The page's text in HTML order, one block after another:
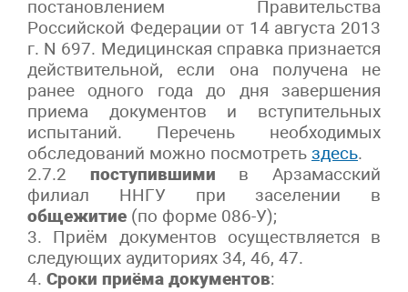
постановлением Правительства
Российской Федерации от 14 августа 2013
г. N 697. Медицинская справка признается
действительной, если она получена не
ранее одного года до дня завершения
приема документов и вступительных
испытаний. Перечень необходимых
обследований можно посмотреть здесь.
2.7.2 поступившими в Арзамасский
филиал ННГУ при заселении в
общежитие (по форме 086-У);
3. Приём документов осуществляется в
следующих аудиториях 34, 46, 47.
4. Сроки приёма документов: